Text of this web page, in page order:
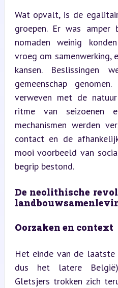
Wat opvalt, is de
groepen. Er was amper
nomaden weinig
vroeg om samenwerking,
kansen. Beslissingen
gemeenschap
verweven met de
ritme van seizoenen
mechanismen werden
contact en de
mooi voorbeeld van
begrip bestond.
De neolithische
Oorzaken en context
Het einde van de
dus het latere
Gletsjers trokken zich